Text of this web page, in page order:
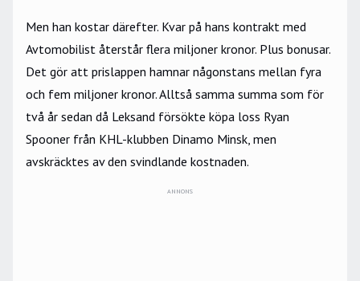
Men han kostar därefter. Kvar på hans kontrakt med
Avtomobilist återstår flera miljoner kronor. Plus bonusar.
Det gör att prislappen hamnar någonstans mellan fyra
och fem miljoner kronor. Alltså samma summa som för
två år sedan då Leksand försökte köpa loss Ryan
Spooner från KHL-klubben Dinamo Minsk, men
avskräcktes av den svindlande kostnaden.
ANNONS